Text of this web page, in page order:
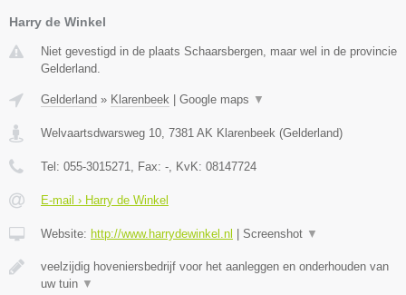
Harry de Winkel
Niet gevestigd in de plaats Schaarsbergen, maar wel in de provincie
Gelderland.
Gelderland » Klarenbeek Google maps ▼
Welvaartsdwarsweg 10 7381 AK Klarenbeek (Gelderland)
Tel: 055-3015271 , Fax: - , KvK: 08147724
E-mail › Harry de Winkel
Website: http://www.harrydewinkel.nl Screenshot ▼
veelzijdig hoveniersbedrijf voor het aanleggen en onderhouden van
uw tuin ▼